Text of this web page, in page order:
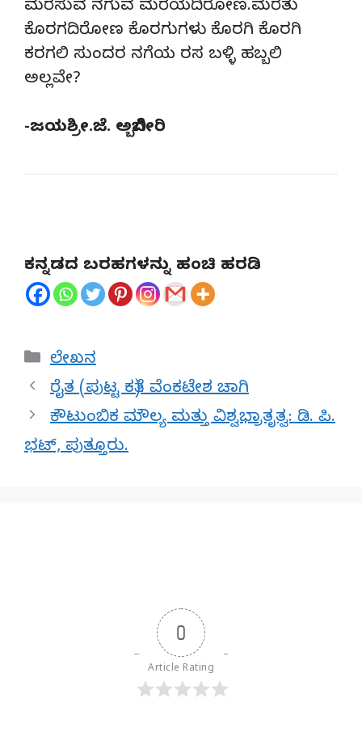
ಮರೆಸುವ ನಗುವ ಮರೆಯದಿರೋಣ.ಮರೆತು
ಕೊರಗದಿರೋಣ ಕೊರಗುಗಳು ಕೊರಗಿ ಕೊರಗಿ
ಕರಗಲಿ ಸುಂದರ ನಗೆಯ ರಸ ಬಳ್ಳಿ ಹಬ್ಬಲಿ
ಅಲ್ಲವೇ?
-ಜಯಶ್ರೀ.ಜೆ. ಅಬ್ಬಿಗೇರಿ
ಕನ್ನಡದ ಬರಹಗಳನ್ನು ಹಂಚಿ ಹರಡಿ
Categories
ಲೇಖನ
ರೈತ (ಪುಟ್ಟ ಕತೆ): ವೆಂಕಟೇಶ ಚಾಗಿ
ಕೌಟುಂಬಿಕ ಮೌಲ್ಯ ಮತ್ತು ವಿಶ್ವಭ್ರಾತೃತ್ವ: ಡಿ. ಪಿ.
ಭಟ್, ಪುತ್ತೂರು.
0
Article Rating